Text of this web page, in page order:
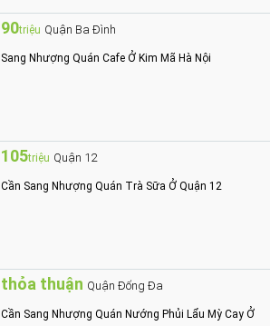
90triệu Quận Ba Đình
Sang Nhượng Quán Cafe Ở Kim Mã Hà Nội
105triệu Quận 12
Cần Sang Nhượng Quán Trà Sữa Ở Quận 12
thỏa thuận Quận Đống Đa
Cần Sang Nhượng Quán Nướng Phủi Lẩu Mỳ Cay Ở